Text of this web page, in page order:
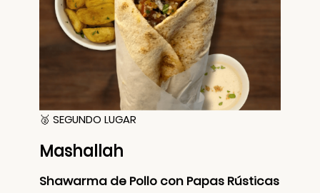
🥈 SEGUNDO LUGAR
Mashallah
Shawarma de Pollo con Papas Rústicas